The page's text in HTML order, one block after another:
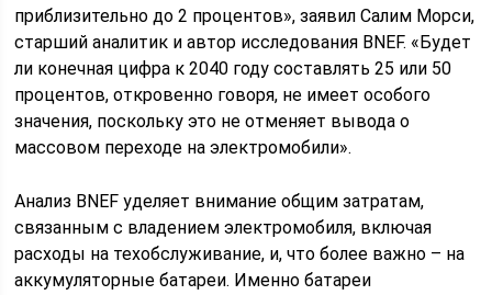
приблизительно до 2 процентов», заявил Салим Морси,
старший аналитик и автор исследования BNEF. «Будет
ли конечная цифра к 2040 году составлять 25 или 50
процентов, откровенно говоря, не имеет особого
значения, поскольку это не отменяет вывода о
массовом переходе на электромобили».
Анализ BNEF уделяет внимание общим затратам,
связанным с владением электромобиля, включая
расходы на техобслуживание, и, что более важно – на
аккумуляторные батареи. Именно батареи